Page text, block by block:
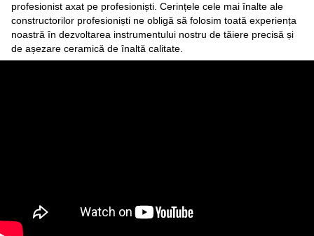
profesionist axat pe profesioniști. Cerințele cele mai înalte ale
constructorilor profesioniști ne obligă să folosim toată experiența
noastră în dezvoltarea instrumentului nostru de tăiere precisă și
de așezare ceramică de înaltă calitate.